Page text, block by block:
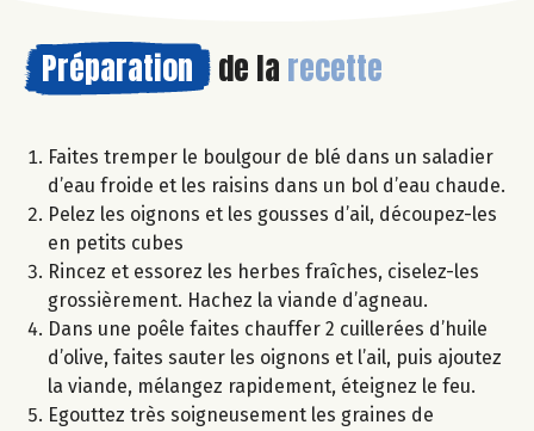
Préparation de la recette
Faites tremper le boulgour de blé dans un saladier
d’eau froide et les raisins dans un bol d’eau chaude.
Pelez les oignons et les gousses d’ail, découpez-les
en petits cubes
Rincez et essorez les herbes fraîches, ciselez-les
grossièrement. Hachez la viande d’agneau.
Dans une poêle faites chauffer 2 cuillerées d’huile
d’olive, faites sauter les oignons et l’ail, puis ajoutez
la viande, mélangez rapidement, éteignez le feu.
Egouttez très soigneusement les graines de